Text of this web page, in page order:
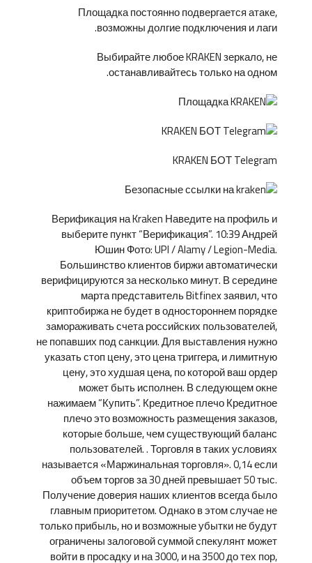
Площадка постоянно подвергается атаке,
возможны долгие подключения и лаги.
Выбирайте любое KRAKEN зеркало, не
останавливайтесь только на одном.
KRAKEN БОТ Telegram
Верификация на Kraken Наведите на профиль и
выберите пункт “Верификация”. 10:39 Андрей
Юшин Фото: UPI / Alamy / Legion-Media.
Большинство клиентов биржи автоматически
верифицируются за несколько минут. В середине
марта представитель Bitfinex заявил, что
криптобиржа не будет в одностороннем порядке
замораживать счета российских пользователей,
не попавших под санкции. Для выставления нужно
указать стоп цену, это цена триггера, и лимитную
цену, это худшая цена, по которой ваш ордер
может быть исполнен. В следующем окне
нажимаем “Купить”. Кредитное плечо Кредитное
плечо это возможность размещения заказов,
которые больше, чем существующий баланс
пользователей. . Торговля в таких условиях
называется «Маржинальная торговля». 0,14 если
объем торгов за 30 дней превышает 50 тыс.
Получение доверия наших клиентов всегда было
главным приоритетом. Однако в этом случае не
только прибыль, но и возможные убытки не будут
ограничены залоговой суммой спекулянт может
войти в просадку и на 3000, и на 3500 до тех пор,